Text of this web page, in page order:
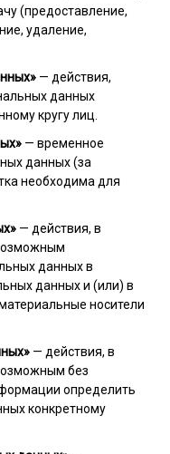
(предоставление,
удаление,
— действия,
данных
кругу лиц.
— временное
данных (за
необходима для
— действия, в
данных в
данных и (или) в
носители
— действия, в
без
определить
конкретному